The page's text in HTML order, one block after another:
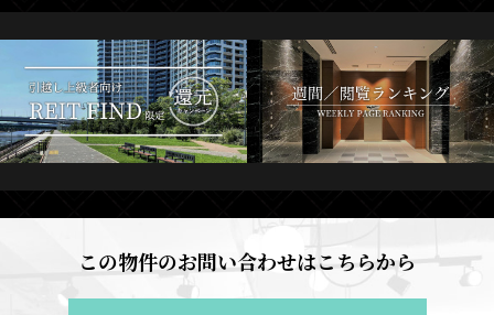
この物件のお問い合わせはこちらから